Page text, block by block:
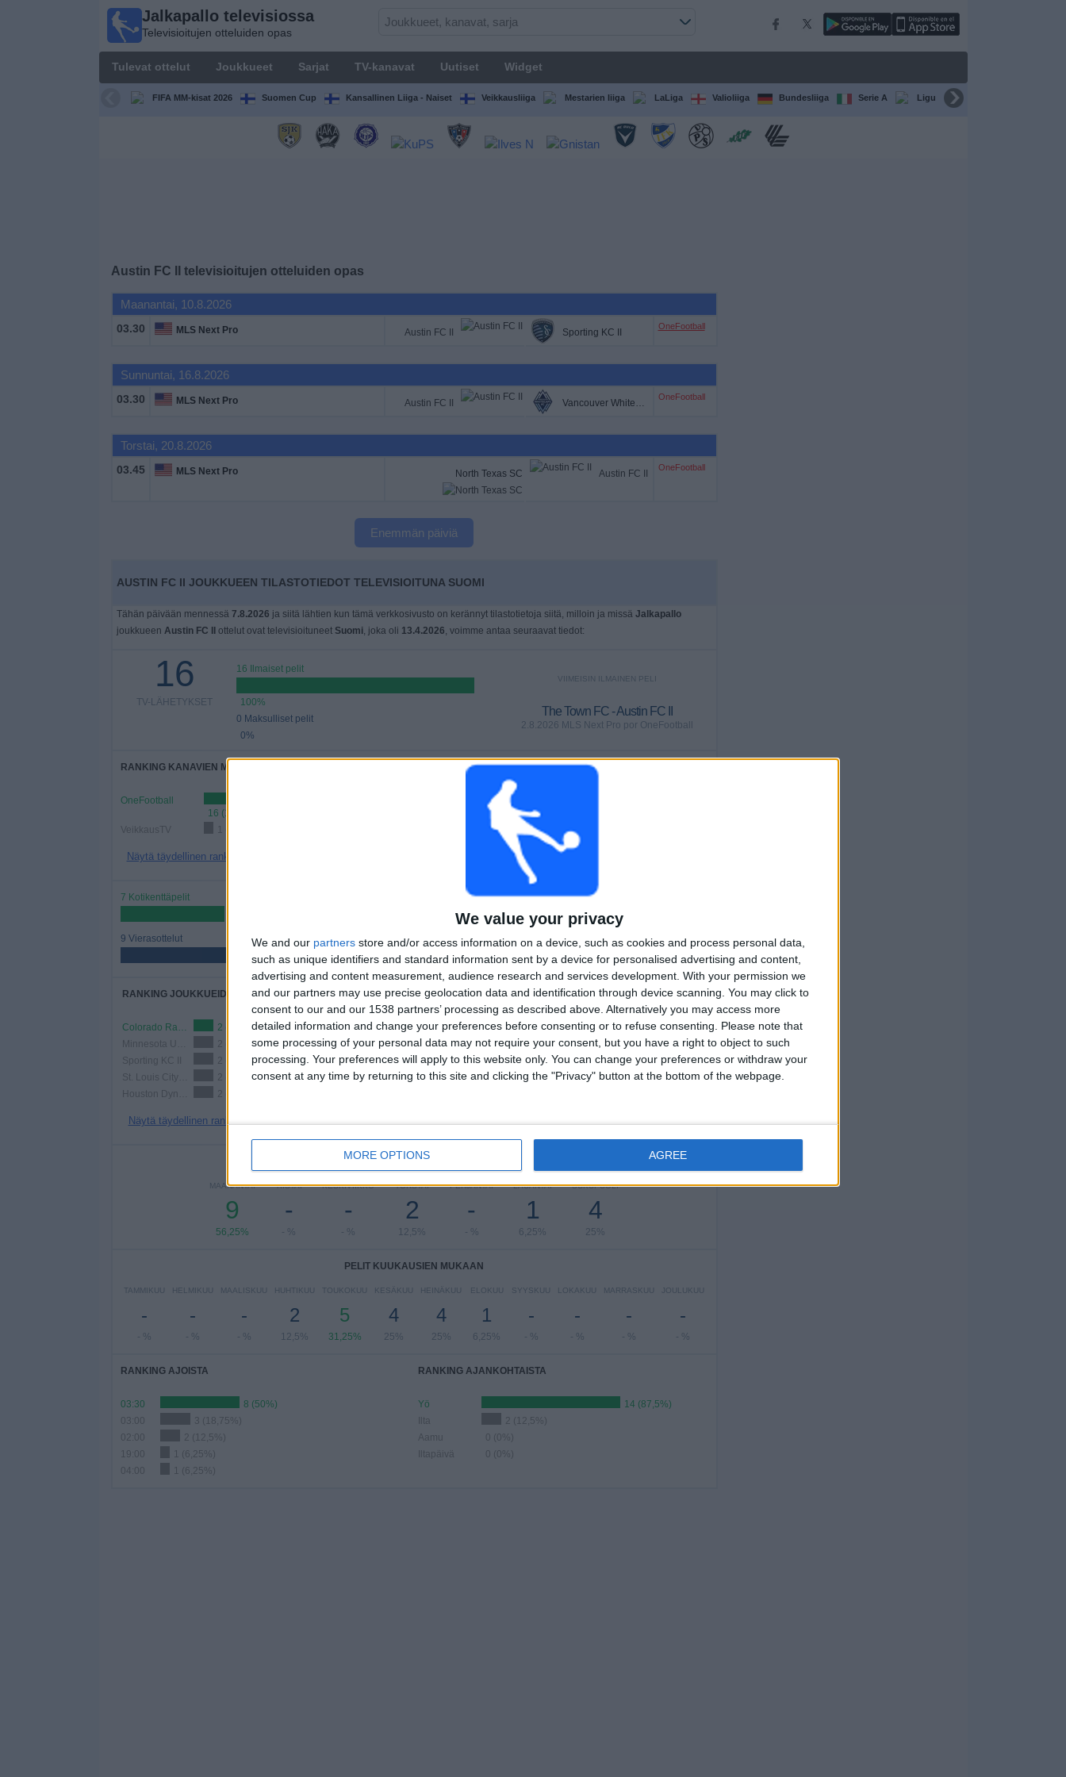
We value your privacy
We and our partners store and/or access information on a device, such as cookies and process personal data,
such as unique identifiers and standard information sent by a device for personalised advertising and content,
advertising and content measurement, audience research and services development. With your permission we
and our partners may use precise geolocation data and identification through device scanning. You may click to
consent to our and our 1538 partners’ processing as described above. Alternatively you may access more
detailed information and change your preferences before consenting or to refuse consenting.
Please note that
some processing of your personal data may not require your consent, but you have a right to object to such
processing. Your preferences will apply to this website only. You can change your preferences or withdraw your
consent at any time by returning to this site and clicking the "Privacy" button at the bottom of the webpage.
MORE OPTIONS AGREE
Jalkapallo televisiossa
Televisioitujen otteluiden opas
Tulevat ottelut Joukkueet Sarjat TV-kanavat Uutiset Widget
FIFA MM-kisat 2026 Suomen Cup Kansallinen Liiga - Naiset Veikkausliiga Mestarien liiga LaLiga Valioliiga Bundesliiga Serie A Ligue 1
Austin FC II televisioitujen otteluiden opas
Maanantai, 10.8.2026
03.30 MLS Next Pro Austin FC II Sporting KC II
OneFootball
Sunnuntai, 16.8.2026
03.30 MLS Next Pro Austin FC II Vancouver Whitecaps 2
OneFootball
Torstai, 20.8.2026
03.45 MLS Next Pro North Texas SC Austin FC II
OneFootball
Enemmän päiviä
AUSTIN FC II JOUKKUEEN TILASTOTIEDOT TELEVISIOITUNA SUOMI
Tähän päivään mennessä 7.8.2026 ja siitä lähtien kun tämä verkkosivusto on kerännyt tilastotietoja siitä, milloin ja missä Jalkapallo
joukkueen Austin FC II ottelut ovat televisioituneet Suomi, joka oli 13.4.2026, voimme antaa seuraavat tiedot:
16
TV-LÄHETYKSET
16 Ilmaiset pelit
100%
0 Maksulliset pelit
0%
VIIMEISIN ILMAINEN PELI
The Town FC - Austin FC II
2.8.2026 MLS Next Pro por OneFootball
RANKING KANAVIEN MUKAAN
OneFootball
16 (100%)
VeikkausTV
Näytä täydellinen ranking
ILMAISETTOMIA
PELIÄ
PELIT
0
PERÄKKÄISET
MAKSUPELIT
7 Kotikenttäpelit
9 Vierasottelut
56,25%
VASTUSTAJAT
2
VS Colorado
Rapids 2
1
RANKING JOUKKUEIDEN MUKAAN
Colorado Rapids 2
2 (12,5%)
2 (12,5%)
Sporting KC II
2 (12,5%)
2 (12,5%)
2 (12,5%)
Näytä täydellinen ranking
RANKING KILPAILUJEN MUKAAN
MLS Next Pro 16 (100%)
Näytä täydellinen ranking
PELIT VIIKONPÄIVIEN MUKAAN
MAANANTAI
9
56,25%
TIISTAI
-
- %
KESKIVIIKKO
-
- %
TORSTAI
2
12,5%
PERJANTAI
-
- %
LAUANTAI
1
6,25%
SUKUPUOLI
4
25%
PELIT KUUKAUSIEN MUKAAN
TAMMIKUU
-
- %
HELMIKUU
-
- %
MAALISKUU
-
- %
HUHTIKUU
2
12,5%
TOUKOKUU
5
31,25%
KESÄKUU
4
25%
HEINÄKUU
4
25%
ELOKUU
1
6,25%
SYYSKUU
-
- %
LOKAKUU
-
- %
MARRASKUU
-
- %
JOULUKUU
-
- %
RANKING AJOISTA
03:30
8 (50%)
03:00
3 (18,75%)
02:00
2 (12,5%)
19:00
1 (6,25%)
1 (6,25%)
RANKING AJANKOHTAISTA
Yö
14 (87,5%)
Ilta
2 (12,5%)
Aamu
0 (0%)
Iltapäivä
0 (0%)
Jalkapallo
televisiossa
Televisioitujen
otteluiden opas